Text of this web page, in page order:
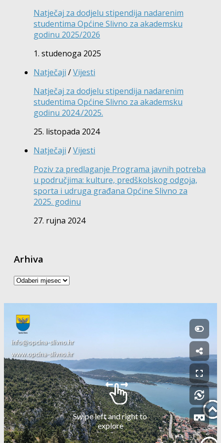
Natječaj za dodjelu stipendija nadarenim
studentima Općine Slivno za akademsku
godinu 2025/2026
1. studenoga 2025
Natječaji /Vijesti
Natječaj za dodjelu stipendija nadarenim
studentima Općine Slivno za akademsku
godinu 2024./2025.
25. listopada 2024
Natječaji /Vijesti
Poziv za predlaganje Programa javnih potreba
u područjima: kulture, predškolskog odgoja,
sporta i udruga građana Općine Slivno za
2025. godinu
27. rujna 2024
Arhiva
Arhiva